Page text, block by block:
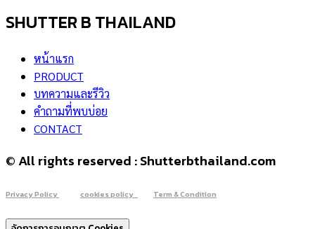
SHUTTER B THAILAND
หน้าแรก
PRODUCT
บทความและรีวิว
คำถามที่พบบ่อย
CONTACT
© All rights reserved : Shutterbthailand.com
Privacy Policy cookies policy Term & Condition